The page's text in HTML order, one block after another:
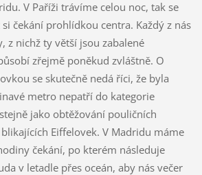
V Paříži trávíme celou noc, tak se
čekání prohlídkou centra. Každý z nás
z nichž ty větší jsou zabalené
zřejmě poněkud zvláštně. O
se skutečně nedá říci, že byla
metro nepatří do kategorie
jako obtěžování pouličních
Eiffelovek. V Madridu máme
čekání, po kterém následuje
v letadle přes oceán, aby nás večer